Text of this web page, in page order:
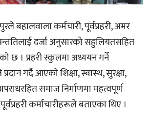
बहालवाला कर्मचारी, पूर्वप्रहरी, अमर
दर्जा अनुसारको सहुलियतसहित
छ । प्रहरी स्कुलमा अध्ययन गर्ने
गर्दै आएको शिक्षा, स्वास्थ, सुरक्षा,
समाज निर्माणमा महत्वपूर्ण
कर्माचारीहरूले बताएका थिए ।